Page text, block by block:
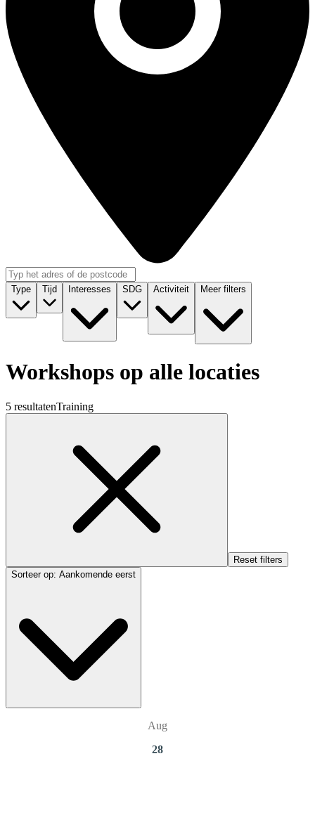
Type Tijd Interesses SDG Activiteit Meer filters
Workshops op alle locaties
5 resultatenTraining
Reset filters
Sorteer op: Aankomende eerst
Aug
28